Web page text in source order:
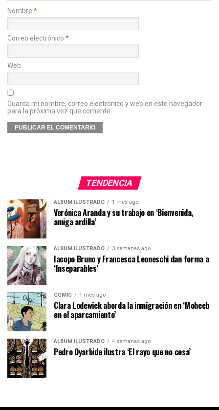
Nombre *
Correo electrónico *
Web
Guarda mi nombre, correo electrónico y web en este navegador
para la próxima vez que comente.
TENDENCIA
ÁLBUM ILUSTRADO 1 mes ago
Verónica Aranda y su trabajo en ‘Bienvenida,
amiga ardilla’
ÁLBUM ILUSTRADO 3 semanas ago
Iacopo Bruno y Francesca Leoneschi dan forma a
‘Inseparables’
CÓMIC 1 mes ago
Clara Lodewick aborda la inmigración en ‘Moheeb
en el aparcamiento’
ÁLBUM ILUSTRADO 4 semanas ago
Pedro Oyarbide ilustra ‘El rayo que no cesa’